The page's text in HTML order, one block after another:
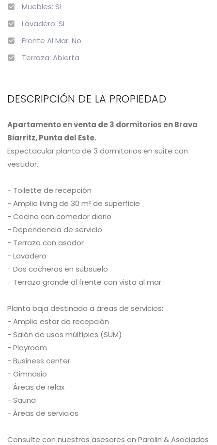
Muebles: Sí
Lavadero: Si
Frente Al Mar: No
Terraza: Abierta
DESCRIPCIÓN DE LA PROPIEDAD
Apartamento en venta de 3 dormitorios en Brava
Biarritz, Punta del Este.
Espectacular planta de 3 dormitorios en suite con
vestidor.
- Toilette de recepción
- Amplio living de 30 m² de superficie
- Cocina con comedor diario
- Dependencia de servicio
- Terraza con asador
- Lavadero
- Dos cocheras en subsuelo
- Terraza grande al frente con vista al mar
Planta baja destinada a áreas de servicios:
- Amplio estar de recepción
- Salón de usos múltiples (SUM)
- Playroom
- Business center
- Gimnasio
- Áreas de relax
- Sauna
- Áreas de servicios
Consulte con nuestros asesores en Parolin & Asociados